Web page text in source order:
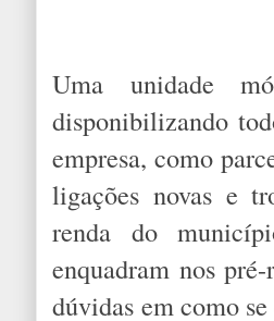
Uma unidade
disponibilizando
empresa, como
ligações novas e
renda do
enquadram nos
dúvidas em como